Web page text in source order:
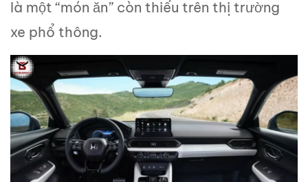
là một “món ăn” còn thiếu trên thị trường
xe phổ thông.